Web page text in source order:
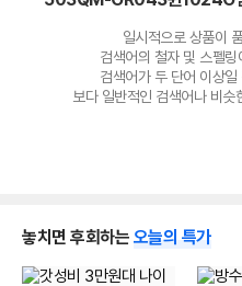
일시적으로 상품이
검색어의 철자 및 스펠
검색어가 두 단어 이상
보다 일반적인 검색어나 비
놓치면 후회하는 오늘의 특가